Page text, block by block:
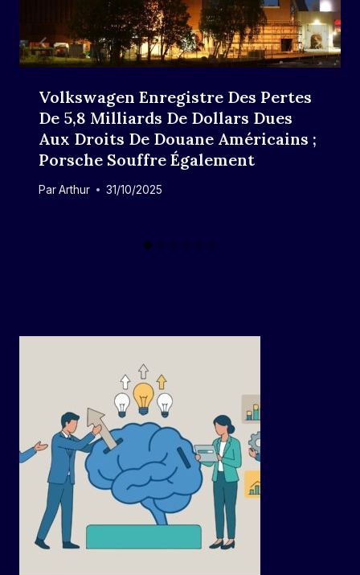
Volkswagen Enregistre Des Pertes
De 5,8 Milliards De Dollars Dues
Aux Droits De Douane Américains ;
Porsche Souffre Également
ParArthur 31/10/2025